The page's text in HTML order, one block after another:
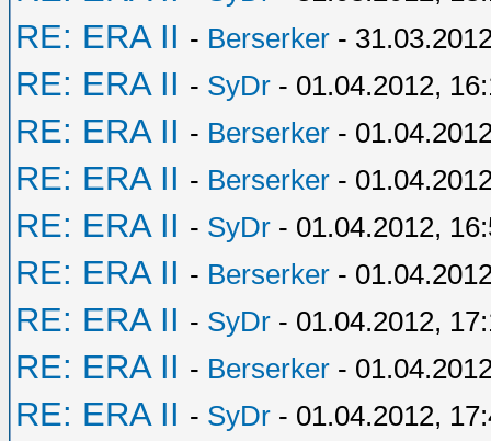
RE: ERA II - Berserker -
RE: ERA II - SyDr - 01.04.2012,
RE: ERA II - Berserker -
RE: ERA II - Berserker -
RE: ERA II - SyDr - 01.04.2012,
RE: ERA II - Berserker -
RE: ERA II - SyDr - 01.04.2012,
RE: ERA II - Berserker -
RE: ERA II - SyDr - 01.04.2012,